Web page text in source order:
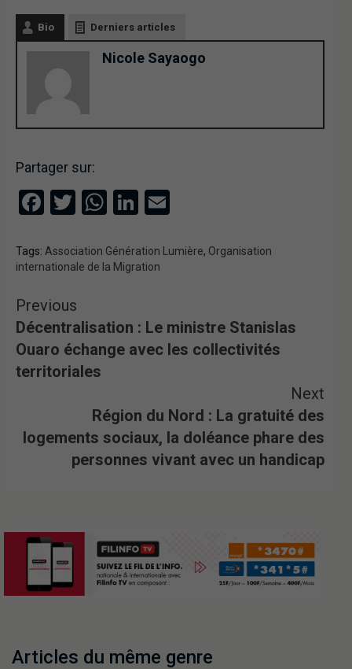
Bio Derniers articles
Nicole Sayaogo
Partager sur:
Facebook
Twitter
WhatsApp
LinkedIn
Tags: Association Génération Lumière, Organisation
internationale de la Migration
Previous
Décentralisation : Le ministre Stanislas
Ouaro échange avec les collectivités
territoriales
Next
Région du Nord : La gratuité des
logements sociaux, la doléance phare des
personnes vivant avec un handicap
Articles du même genre